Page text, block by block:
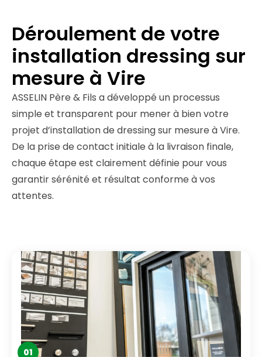
Déroulement de votre
installation dressing sur
mesure à Vire
ASSELIN Père & Fils a développé un processus
simple et transparent pour mener à bien votre
projet d’installation de dressing sur mesure à Vire.
De la prise de contact initiale à la livraison finale,
chaque étape est clairement définie pour vous
garantir sérénité et résultat conforme à vos
attentes.
01